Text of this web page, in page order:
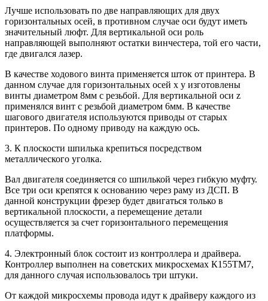
Лучше использовать по две направляющих для двух
горизонтальных осей, в противном случае оси будут иметь
значительный люфт. Для вертикальной оси роль
направляющей выполняют остатки винчестера, той его части,
где двигался лазер.
В качестве ходового винта применяется шток от принтера. В
данном случае для горизонтальных осей х y изготовлены
винты диаметром 8мм с резьбой. Для вертикальной оси z
применялся винт с резьбой диаметром 6мм. В качестве
шагового двигателя используются приводы от старых
принтеров. По одному приводу на каждую ось.
3. К плоскости шпилька крепиться посредством
металлического уголка.
Вал двигателя соединяется со шпилькой через гибкую муфту.
Все три оси крепятся к основанию через раму из ДСП. В
данной конструкции фрезер будет двигаться только в
вертикальной плоскости, а перемещение детали
осуществляется за счет горизонтального перемещения
платформы.
4. Электронный блок состоит из контроллера и драйвера.
Контроллер выполнен на советских микросхемах К155ТМ7,
для данного случая использовалось три штуки.
От каждой микросхемы провода идут к драйверу каждого из